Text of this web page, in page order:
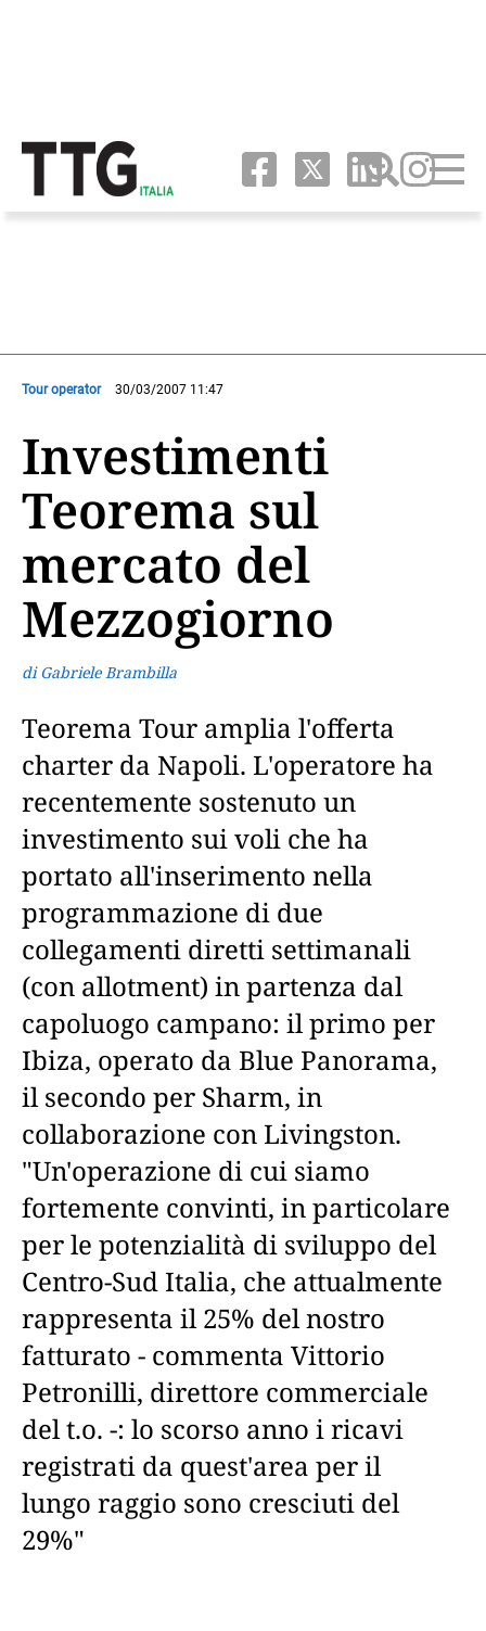
Tour operator 30/03/2007 11:47
Investimenti
Teorema sul
mercato del
Mezzogiorno
di Gabriele Brambilla
Teorema Tour amplia l'offerta
charter da Napoli. L'operatore ha
recentemente sostenuto un
investimento sui voli che ha
portato all'inserimento nella
programmazione di due
collegamenti diretti settimanali
(con allotment) in partenza dal
capoluogo campano: il primo per
Ibiza, operato da Blue Panorama,
il secondo per Sharm, in
collaborazione con Livingston.
"Un'operazione di cui siamo
fortemente convinti, in particolare
per le potenzialità di sviluppo del
Centro-Sud Italia, che attualmente
rappresenta il 25% del nostro
fatturato - commenta Vittorio
Petronilli, direttore commerciale
del t.o. -: lo scorso anno i ricavi
registrati da quest'area per il
lungo raggio sono cresciuti del
29%"